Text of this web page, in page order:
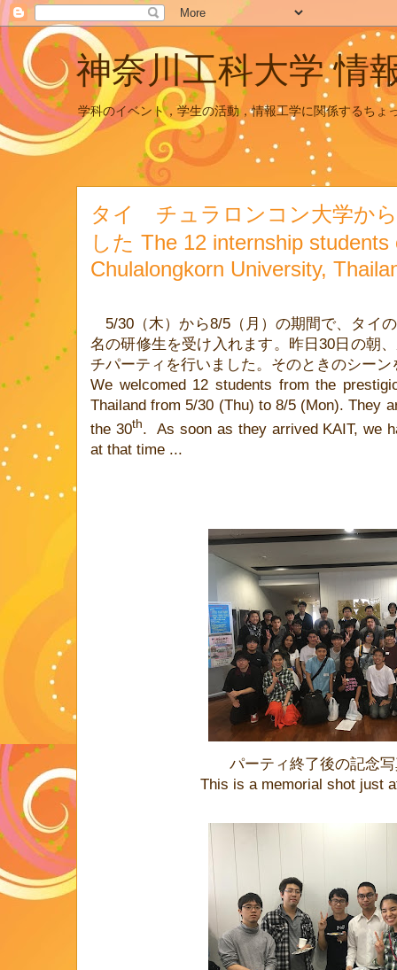
神奈川工科大学 情
学科のイベント，学生の活動，情報工学に関係するちょ
タイ チュラロンコン大学か
した The 12 internship students
Chulalongkorn University,
5/30 （木）から8/5（月）の期間で、タイ
名の研修生を受け入れます。昨日30 日の朝
チパーティを行いました。そのときのシーン
We welcomed 12 students from the
Thailand from 5/30 (Thu) to 8/5 (Mon). They
the 30th.
As soon as they arrived KAIT, we
at that time ...
パーティ終了後の記念
This is a memorial shot just